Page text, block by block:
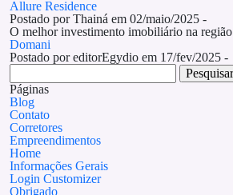
Allure Residence
Postado por Thainá em 02/maio/2025 -
O melhor investimento imobiliário na região
Domani
Postado por editorEgydio em 17/fev/2025 -
Pesquisar
por:
Páginas
Blog
Contato
Corretores
Empreendimentos
Home
Informações Gerais
Login Customizer
Obrigado